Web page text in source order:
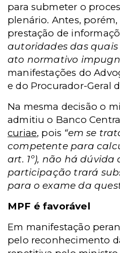
para submeter o
plenário. Antes,
prestação de
autoridades das
ato normativo
manifestações do
e do Procurador-Geral
Na mesma decisão o
admitiu o Banco
curiae, pois “em se
competente para
art. 1º), não há dúvida
participação trará
para o exame da
MPF é favorável
Em manifestação
pelo reconhecimento